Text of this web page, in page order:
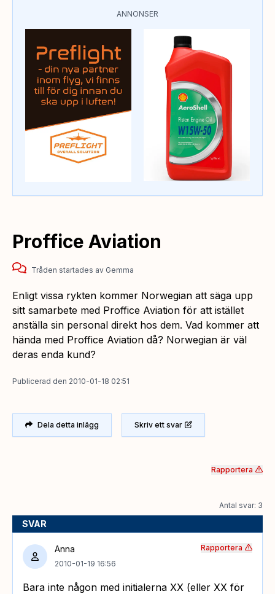
ANNONSER
Proffice Aviation
Tråden startades av Gemma
Enligt vissa rykten kommer Norwegian att säga upp
sitt samarbete med Proffice Aviation för att istället
anställa sin personal direkt hos dem. Vad kommer att
hända med Proffice Aviation då? Norwegian är väl
deras enda kund?
Publicerad den 2010-01-18 02:51
Dela detta inlägg Skriv ett svar
Rapportera
Antal svar: 3
SVAR
Anna
2010-01-19 16:56
Bara inte någon med initialerna XX (eller XX för
Rapportera